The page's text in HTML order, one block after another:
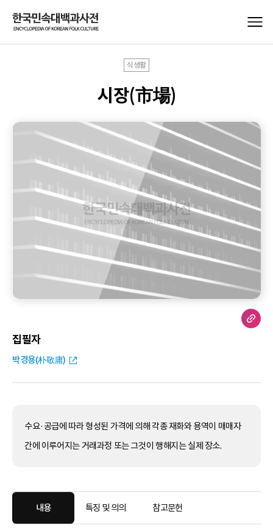
식생활
시장(市場)
집필자
박경용(朴敬庸)
수요·공급에 따라 형성된 가격에 의해 각종 재화와 용역이 매매자
간에 이루어지는 거래과정 또는 그것이 행해지는 실제 장소.
내용 특징 및 의의 참고문헌